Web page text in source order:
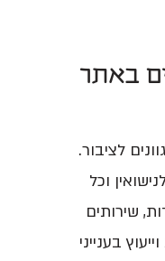
באתר
לציבור.
וכל
שירותים
בענייני